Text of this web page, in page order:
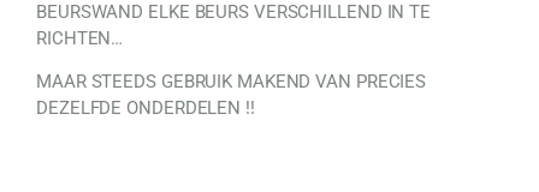
BEURSWAND ELKE BEURS VERSCHILLEND IN TE
RICHTEN…
MAAR STEEDS GEBRUIK MAKEND VAN PRECIES
DEZELFDE ONDERDELEN !!